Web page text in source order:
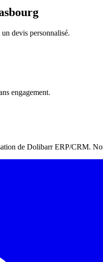
devis personnalisé.
engagement.
de Dolibarr ERP/CRM.